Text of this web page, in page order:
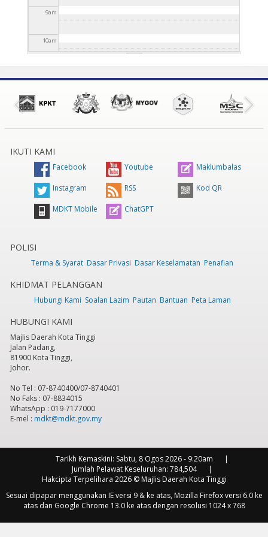
9am
10am
2pm
3pm
pm
6pm
8 pm
9 pm
11pm
IKUTI KAMI
Facebook Youtube Maklumbalas
Instagram RSS Kod QR
MDKT Mobile ChatGPT
POLISI
Terma & Syarat Dasar Privasi Dasar Keselamatan Penafian
KHIDMAT PELANGGAN
Hubungi Kami Soalan Lazim Pautan Bantuan Peta Laman
HUBUNGI KAMI
Majlis Daerah Kota Tinggi
Jalan Padang,
81900 Kota Tinggi,
Johor.
No Tel : 07-8740400/07-8740401
No Faks : 07-8834015
WhatsApp : 019-7177000
E-mel : mdkt@mdkt.gov.my
Tarikh Kemaskini: Sabtu, 8 Ogos 2026 - 9:20am
Jumlah Pelawat Keseluruhan: 784,504
Hakcipta Terpelihara 2026 © Majlis Daerah Kota Tinggi
Sesuai dipapar menggunakan IE versi 9 & ke atas, Mozilla Firefox versi 6.0 ke
atas dan Google Chrome 13.0 ke atas dengan resolusi 1024 x 768